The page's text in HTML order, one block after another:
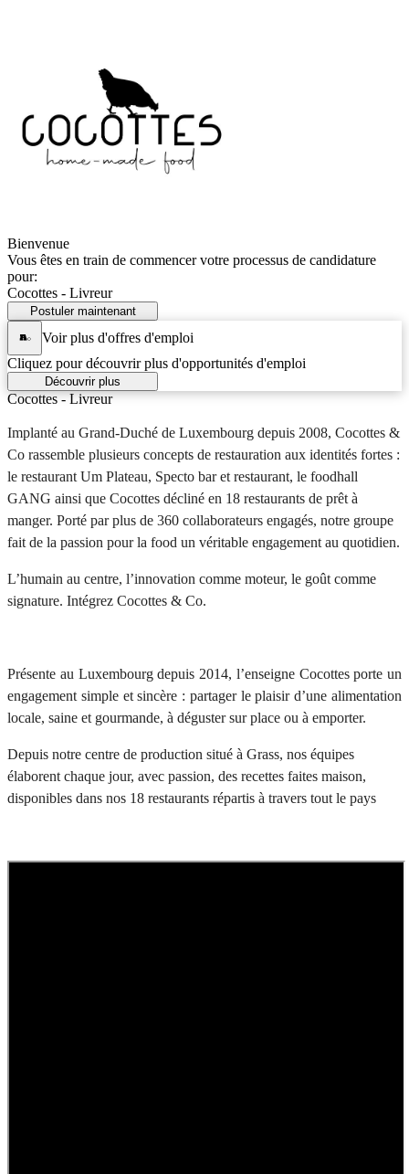
Bienvenue
Vous êtes en train de commencer votre processus de candidature
pour:
Cocottes - Livreur
Postuler maintenant
Voir plus d'offres d'emploi
Cliquez pour découvrir plus d'opportunités d'emploi
Découvrir plus
Cocottes - Livreur
Implanté au Grand-Duché de Luxembourg depuis 2008, Cocottes &
Co rassemble plusieurs concepts de restauration aux identités fortes :
le restaurant Um Plateau, Specto bar et restaurant, le foodhall
GANG ainsi que Cocottes décliné en 18 restaurants de prêt à
manger. Porté par plus de 360 collaborateurs engagés, notre groupe
fait de la passion pour la food un véritable engagement au quotidien.
L’humain au centre, l’innovation comme moteur, le goût comme
signature. Intégrez Cocottes & Co.
Présente au Luxembourg depuis 2014, l’enseigne Cocottes porte un
engagement simple et sincère : partager le plaisir d’une alimentation
locale, saine et gourmande, à déguster sur place ou à emporter.
Depuis notre centre de production situé à Grass, nos équipes
élaborent chaque jour, avec passion, des recettes faites maison,
disponibles dans nos 18 restaurants répartis à travers tout le pays